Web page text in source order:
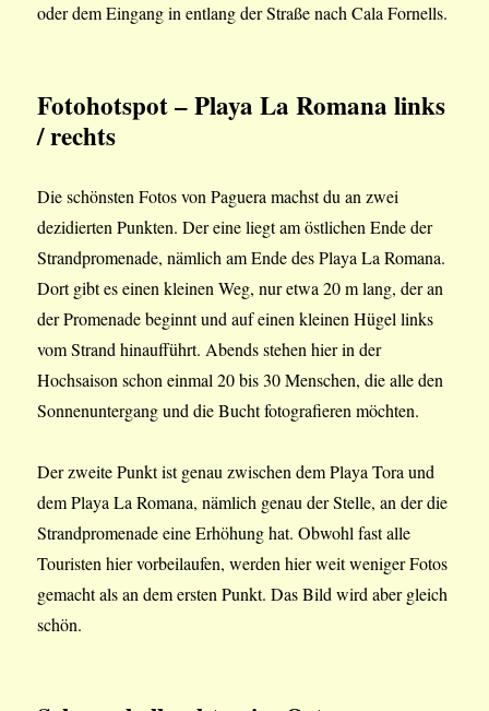
oder dem Eingang in entlang der Straße nach Cala Fornells.
Fotohotspot – Playa La Romana links
/ rechts
Die schönsten Fotos von Paguera machst du an zwei
dezidierten Punkten. Der eine liegt am östlichen Ende der
Strandpromenade, nämlich am Ende des Playa La Romana.
Dort gibt es einen kleinen Weg, nur etwa 20 m lang, der an
der Promenade beginnt und auf einen kleinen Hügel links
vom Strand hinaufführt. Abends stehen hier in der
Hochsaison schon einmal 20 bis 30 Menschen, die alle den
Sonnenuntergang und die Bucht fotografieren möchten.
Der zweite Punkt ist genau zwischen dem Playa Tora und
dem Playa La Romana, nämlich genau der Stelle, an der die
Strandpromenade eine Erhöhung hat. Obwohl fast alle
Touristen hier vorbeilaufen, werden hier weit weniger Fotos
gemacht als an dem ersten Punkt. Das Bild wird aber gleich
schön.